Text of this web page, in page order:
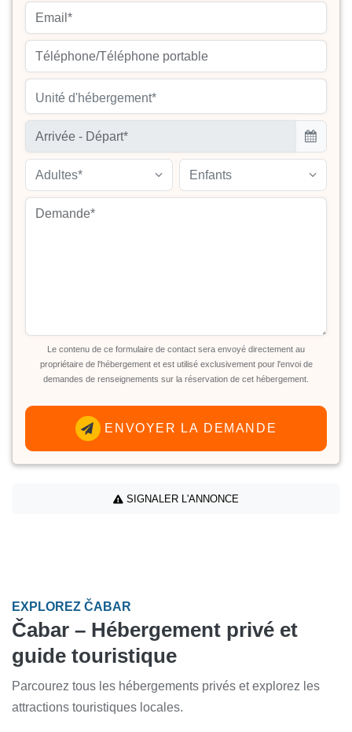
Unité d'hébergement*
Adultes* Enfants
Le contenu de ce formulaire de contact sera envoyé directement au
propriétaire de l'hébergement et est utilisé exclusivement pour l'envoi de
demandes de renseignements sur la réservation de cet hébergement.
ENVOYER LA DEMANDE
SIGNALER L'ANNONCE
EXPLOREZ ČABAR
Čabar – Hébergement privé et
guide touristique
Parcourez tous les hébergements privés et explorez les
attractions touristiques locales.